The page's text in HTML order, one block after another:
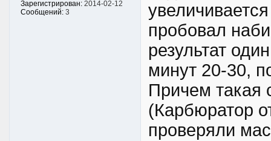
Зарегистрирован: 2014-02-12
Сообщений: 3
пробовал
результат
минут 20-30,
Причем такая
(Карбюратор
проверяли